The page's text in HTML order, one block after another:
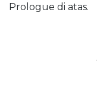
Prologue di atas.